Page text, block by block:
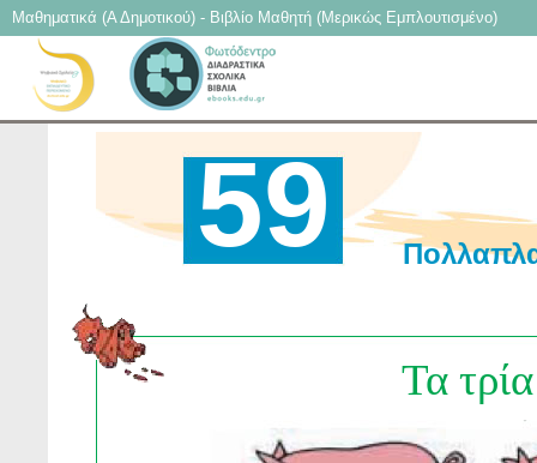
Μαθηματικά (Α Δημοτικού) - Βιβλίο Μαθητή (Mερικώς Εμπλουτισμένο)
59
Τα